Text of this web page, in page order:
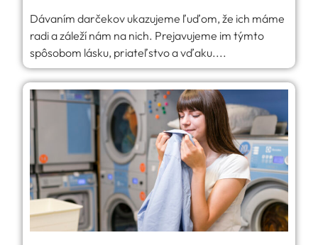
Dávaním darčekov ukazujeme ľuďom, že ich máme
radi a záleží nám na nich. Prejavujeme im týmto
spôsobom lásku, priateľstvo a vďaku....